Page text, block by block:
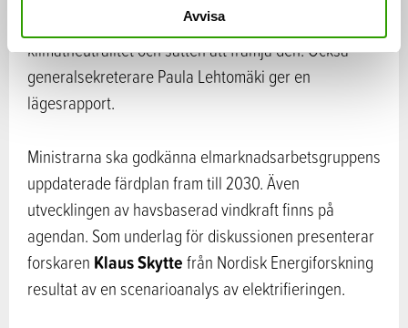
Avvisa
styrelsen för Exxon Mobil, ett anförande som gäller
klimatneutralitet och sätten att främja den. Också
generalsekreterare Paula Lehtomäki ger en
lägesrapport.
Ministrarna ska godkänna elmarknadsarbetsgruppens
uppdaterade färdplan fram till 2030. Även
utvecklingen av havsbaserad vindkraft finns på
agendan. Som underlag för diskussionen presenterar
forskaren Klaus Skyttefrån Nordisk Energiforskning
resultat av en scenarioanalys av elektrifieringen.